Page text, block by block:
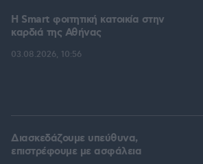
Η Smart φοιτητική κατοικία στην
καρδιά της Αθήνας
03.08.2026, 10:56
Διασκεδάζουμε υπεύθυνα,
επιστρέφουμε με ασφάλεια